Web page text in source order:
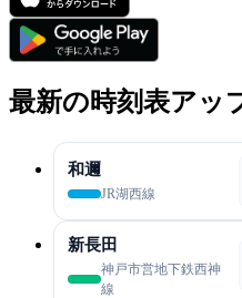
最新の時刻表アッ
和邇
JR湖西線
新長田
神戸市営地下鉄西神
線